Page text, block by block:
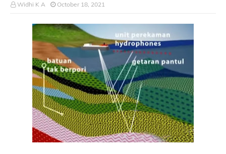
Widhi K A October 18, 2021